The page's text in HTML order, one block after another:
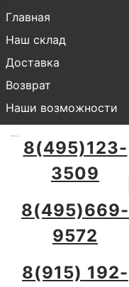
Главная
Наш склад
Доставка
Возврат
Наши возможности
8(495)123-
3509
8(495)669-
9572
8(915) 192-